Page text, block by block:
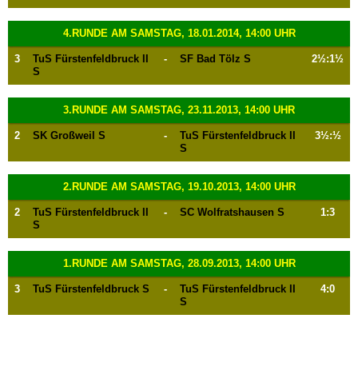
4.RUNDE AM SAMSTAG, 18.01.2014, 14:00 UHR
3
TuS Fürstenfeldbruck II
S
- SF Bad Tölz S 2½:1½
3.RUNDE AM SAMSTAG, 23.11.2013, 14:00 UHR
2 SK Großweil S -
TuS Fürstenfeldbruck II
S
3½:½
2.RUNDE AM SAMSTAG, 19.10.2013, 14:00 UHR
2
TuS Fürstenfeldbruck II
S
- SC Wolfratshausen S 1:3
1.RUNDE AM SAMSTAG, 28.09.2013, 14:00 UHR
3 TuS Fürstenfeldbruck S -
TuS Fürstenfeldbruck II
S
4:0